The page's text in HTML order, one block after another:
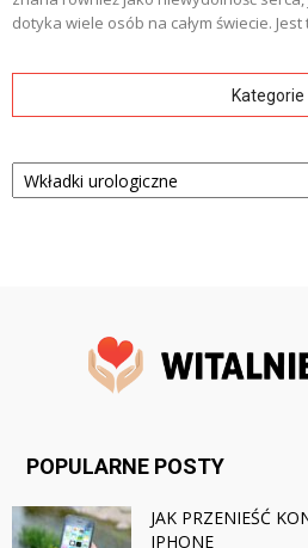
dotyka wiele osób na całym świecie. Jest
Kategorie
Kategorie
POPULARNE POSTY
JAK PRZENIEŚĆ
IPHONE